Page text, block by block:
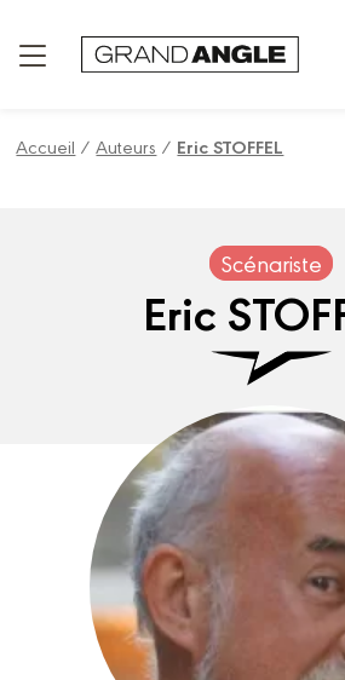
Accueil /Auteurs / Eric STOFFEL
Scénariste
Eric